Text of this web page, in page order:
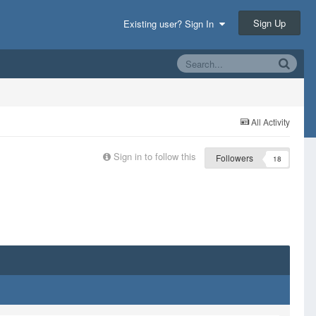
Existing user? Sign In Sign Up
All Activity
Sign in to follow this Followers 18